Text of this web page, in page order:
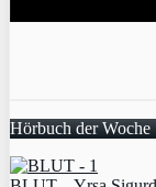
Hörbuch der Woche